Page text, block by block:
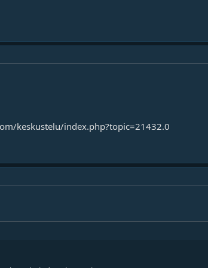
keskustelu/index.php?topic=21432.0